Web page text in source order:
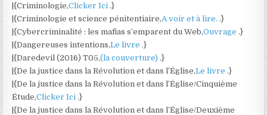
|{Criminologie,Clicker Ici.}
|{Criminologie et science pénitentiaire,A voir et à lire..}
|{Cybercriminalité : les mafias s’emparent du Web,Ouvrage.}
|{Dangereuses intentions,Le livre.}
|{Daredevil (2016) T05,(la couverture).}
|{De la justice dans la Révolution et dans l’Église,Le livre.}
|{De la justice dans la Révolution et dans l’Église/Cinquième
Étude,Clicker Ici.}
|{De la justice dans la Révolution et dans l’Église/Deuxième